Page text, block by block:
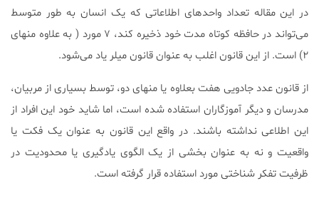
در این مقاله تعداد واحدهای اطلاعاتی که یک انسان به طور متوسط
می‌تواند در حافظه کوتاه مدت خود ذخیره کند، ۷ مورد ( به علاوه منهای
۲) است. از این قانون اغلب به عنوان قانون میلر یاد می‌شود.
از قانون عدد جادویی هفت بعلاوه یا منهای دو، توسط بسیاری از مربیان،
مدرسان و دیگر آموزگاران استفاده شده است، اما شاید خود این افراد از
این اطلاعی نداشته باشند. در واقع این قانون به عنوان یک فکت یا
واقعیت و نه به عنوان بخشی از یک الگوی یادگیری یا محدودیت در
ظرفیت تفکر شناختی مورد استفاده قرار گرفته است.